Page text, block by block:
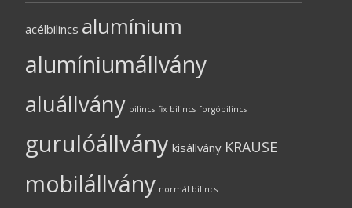
acélbilincs alumínium
alumíniumállvány
aluállvány bilincs fix bilincs forgóbilincs
gurulóállvány kisállvány KRAUSE
mobilállvány normál bilincs